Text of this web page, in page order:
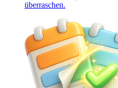
überraschen.